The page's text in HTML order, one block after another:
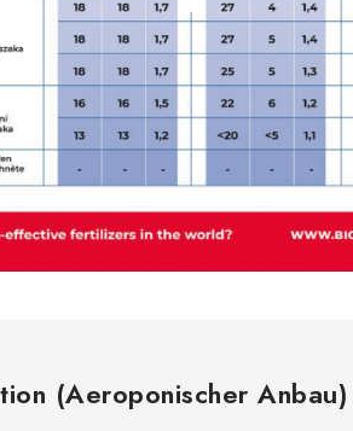
(Aeroponischer Anbau)